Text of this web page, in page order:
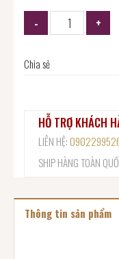
Chia sẻ
HỖ TRỢ KHÁCH
LIÊN HỆ:
SHIP HÀNG TOÀN
Thông tin sản phẩm